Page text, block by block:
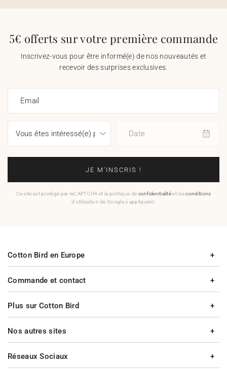
5€ offerts sur votre première commande
Inscrivez-vous pour être informé(e) de nos nouveautés et
recevoir des surprises exclusives.
Email
Date
JE M'INSCRIS !
Ce site est protégé par reCAPTCHA et la politique de confidentialitéet lesconditions
d'utilisation de Google s'appliquent.
Commande et contact
Plus sur Cotton Bird
Cotton Bird en Europe
Nos autres sites
Réseaux Sociaux